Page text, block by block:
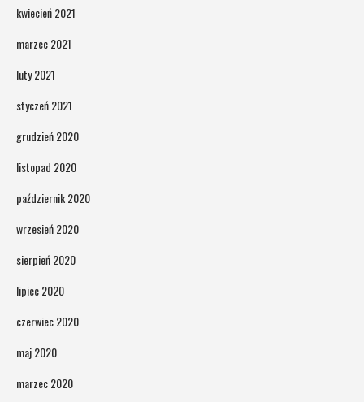
kwiecień 2021
marzec 2021
luty 2021
styczeń 2021
grudzień 2020
listopad 2020
październik 2020
wrzesień 2020
sierpień 2020
lipiec 2020
czerwiec 2020
maj 2020
marzec 2020